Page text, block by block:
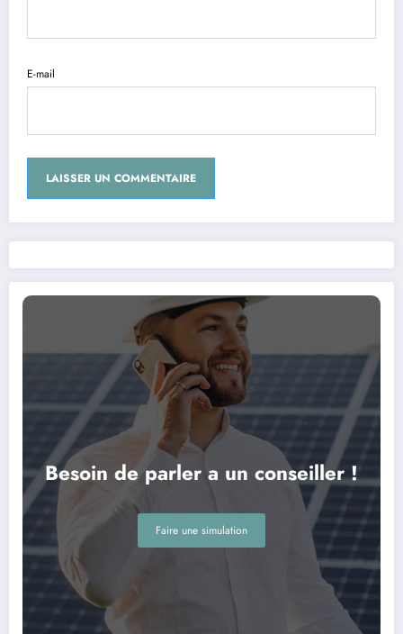
E-mail
Besoin de parler a un conseiller !
Faire une simulation